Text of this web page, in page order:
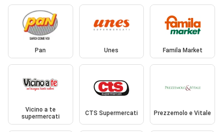
Pan Unes Famila Market
Vicino a te
supermercati
CTS Supermercati Prezzemolo e Vitale